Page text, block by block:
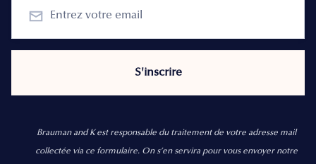
Brauman and K est responsable du traitement de votre adresse mail
collectée via ce formulaire. On s’en servira pour vous envoyer notre